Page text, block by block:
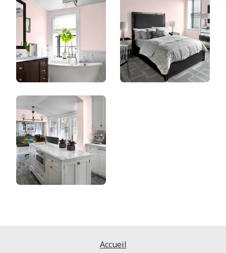
DLX1047-3
Accueil